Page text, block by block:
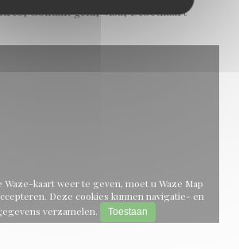
Contant geld, Visa, Debetkaart
Waze-kaart weer te geven, moet u Waze Map
Deze cookies kunnen navigatie- en
verzamelen.
Toestaan